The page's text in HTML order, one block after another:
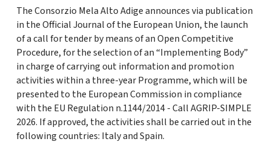
The Consorzio Mela Alto Adige announces via publication
in the Official Journal of the European Union, the launch
of a call for tender by means of an Open Competitive
Procedure, for the selection of an “Implementing Body”
in charge of carrying out information and promotion
activities within a three-year Programme, which will be
presented to the European Commission in compliance
with the EU Regulation n.1144/2014 - Call AGRIP-SIMPLE
2026. If approved, the activities shall be carried out in the
following countries: Italy and Spain.